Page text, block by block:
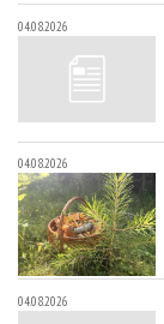
04.08.2026
04.08.2026
04.08.2026